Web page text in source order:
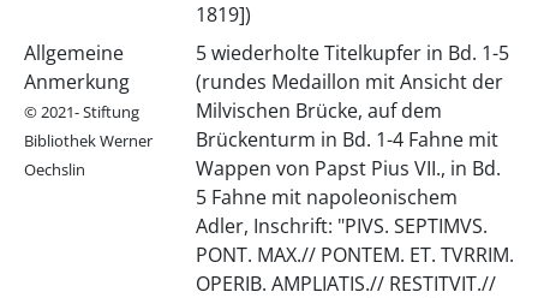
1819])
Allgemeine
Anmerkung
© 2021- Stiftung
Bibliothek Werner
Oechslin
5 wiederholte Titelkupfer in Bd. 1-5
(rundes Medaillon mit Ansicht der
Milvischen Brücke, auf dem
Brückenturm in Bd. 1-4 Fahne mit
Wappen von Papst Pius VII., in Bd.
5 Fahne mit napoleonischem
Adler, Inschrift: "PIVS. SEPTIMVS.
PONT. MAX.// PONTEM. ET. TVRRIM.
OPERIB. AMPLIATIS.// RESTITVIT.//